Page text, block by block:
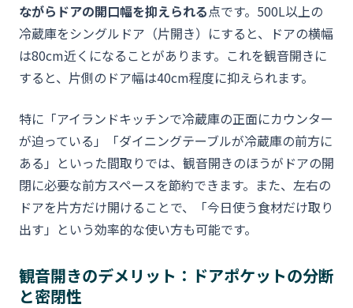
ながらドアの開口幅を抑えられる点です。500L以上の
冷蔵庫をシングルドア（片開き）にすると、ドアの横幅
は80cm近くになることがあります。これを観音開きに
すると、片側のドア幅は40cm程度に抑えられます。
特に「アイランドキッチンで冷蔵庫の正面にカウンター
が迫っている」「ダイニングテーブルが冷蔵庫の前方に
ある」といった間取りでは、観音開きのほうがドアの開
閉に必要な前方スペースを節約できます。また、左右の
ドアを片方だけ開けることで、「今日使う食材だけ取り
出す」という効率的な使い方も可能です。
観音開きのデメリット：ドアポケットの分断
と密閉性